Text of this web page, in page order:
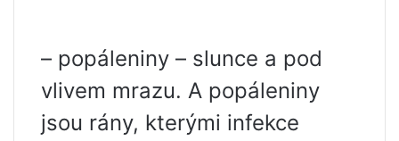
– popáleniny – slunce a pod
vlivem mrazu. A popáleniny
jsou rány, kterými infekce